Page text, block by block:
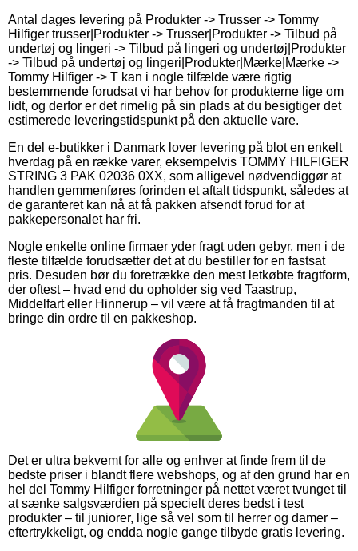
Antal dages levering på Produkter -> Trusser -> Tommy
Hilfiger trusser|Produkter -> Trusser|Produkter -> Tilbud på
undertøj og lingeri -> Tilbud på lingeri og undertøj|Produkter
-> Tilbud på undertøj og lingeri|Produkter|Mærke|Mærke ->
Tommy Hilfiger -> T kan i nogle tilfælde være rigtig
bestemmende forudsat vi har behov for produkterne lige om
lidt, og derfor er det rimelig på sin plads at du besigtiger det
estimerede leveringstidspunkt på den aktuelle vare.
En del e-butikker i Danmark lover levering på blot en enkelt
hverdag på en række varer, eksempelvis TOMMY HILFIGER
STRING 3 PAK 02036 0XX, som alligevel nødvendiggør at
handlen gemmenføres forinden et aftalt tidspunkt, således at
de garanteret kan nå at få pakken afsendt forud for at
pakkepersonalet har fri.
Nogle enkelte online firmaer yder fragt uden gebyr, men i de
fleste tilfælde forudsætter det at du bestiller for en fastsat
pris. Desuden bør du foretrække den mest letkøbte fragtform,
der oftest – hvad end du opholder sig ved Taastrup,
Middelfart eller Hinnerup – vil være at få fragtmanden til at
bringe din ordre til en pakkeshop.
Det er ultra bekvemt for alle og enhver at finde frem til de
bedste priser i blandt flere webshops, og af den grund har en
hel del Tommy Hilfiger forretninger på nettet været tvunget til
at sænke salgsværdien på specielt deres bedst i test
produkter – til juniorer, lige så vel som til herrer og damer –
eftertrykkeligt, og endda nogle gange tilbyde gratis levering.